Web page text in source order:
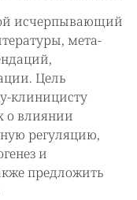
исчерпывающий
мета-
Цель
клиницисту
о влиянии
регуляцию,
и
предложить